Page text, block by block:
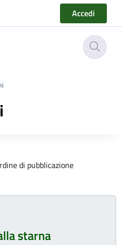
Accedi
di pubblicazione
starna